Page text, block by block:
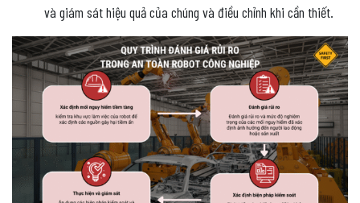
và giám sát hiệu quả của chúng và điều chỉnh khi cần thiết.